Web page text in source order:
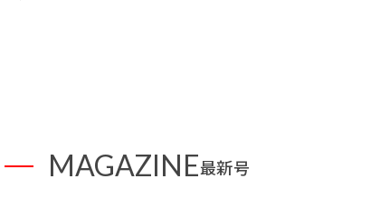
MAGAZINE最新号